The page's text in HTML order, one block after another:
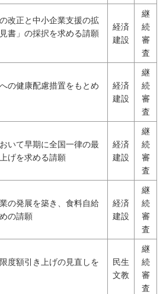
の改正と中小企業支援の拡
書」の採択を求める請願
経済
建設
継
続
審
査
の健康配慮措置をもとめ
経済
建設
継
続
審
査
いて早期に全国一律の最
げを求める請願
経済
建設
継
続
審
査
の発展を築き、食料自給
の請願
経済
建設
継
続
審
査
度額引き上げの見直しを
民生
文教
継
続
審
査